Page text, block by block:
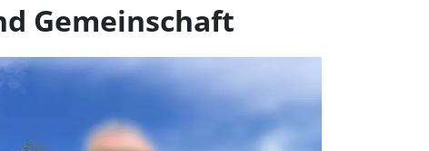
Gemeinschaft